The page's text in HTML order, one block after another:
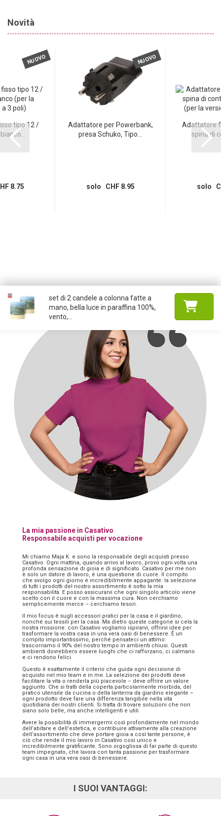
Novità
NUOVO
tipo 12 /
8.75
NUOVO
Adattatore per Powerbank,
presa Schuko, Tipo...
solo CHF 8.95
Adattatore
spina di
solo
set di 2 candele a colonna fatte a
mano, bella luce in paraffina 100%,
vento,...
La mia passione in Casativo
Responsabile acquisti per vocazione
Mi chiamo Maja K. e sono la responsabile degli acquisti presso
Casativo. Ogni mattina, quando arrivo al lavoro, provo ogni volta una
profonda sensazione di gioia e di significato. Casativo per me non
è solo un datore di lavoro, è una questione di cuore. Il compito
che svolgo ogni giorno è incredibilmente appagante: la selezione
di tutti i prodotti del nostro assortimento è sotto la mia
responsabilità. E posso assicurarvi che ogni singolo articolo viene
scelto con il cuore e con la massima cura. Non cerchiamo
semplicemente merce – cerchiamo tesori.
Il mio focus è sugli accessori pratici per la casa e il giardino,
nonché sui tessili per la casa. Ma dietro queste categorie si cela la
nostra missione: con Casativo vogliamo ispirarvi, offrirvi idee per
trasformare la vostra casa in una vera oasi di benessere. È un
compito importantissimo, perché pensateci un attimo:
trascorriamo il 90% del nostro tempo in ambienti chiusi. Questi
ambienti dovrebbero essere luoghi che ci rafforzano, ci calmano
e ci rendono felici.
Questo è esattamente il criterio che guida ogni decisione di
acquisto nel mio team e in me. La selezione dei prodotti deve
facilitare la vita o renderla più piacevole – deve offrire un valore
aggiunto. Che si tratti della coperta particolarmente morbida, del
pratico utensile da cucina o della lanterna da giardino elegante –
ogni prodotto deve fare una differenza tangibile nella vita
quotidiana dei nostri clienti. Si tratta di trovare soluzioni che non
siano solo belle, ma anche intelligenti e utili.
Avere la possibilità di immergermi così profondamente nel mondo
dell’abitare e dell’estetica, e contribuire attivamente alla creazione
dell’assortimento che deve portare gioia a così tante persone, è
ciò che rende il mio lavoro in Casativo così unico e
incredibilmente gratificante. Sono orgogliosa di far parte di questo
team impegnato, che lavora con tanta passione per trasformare
ogni casa in una vera oasi di benessere.
I SUOI VANTAGGI: